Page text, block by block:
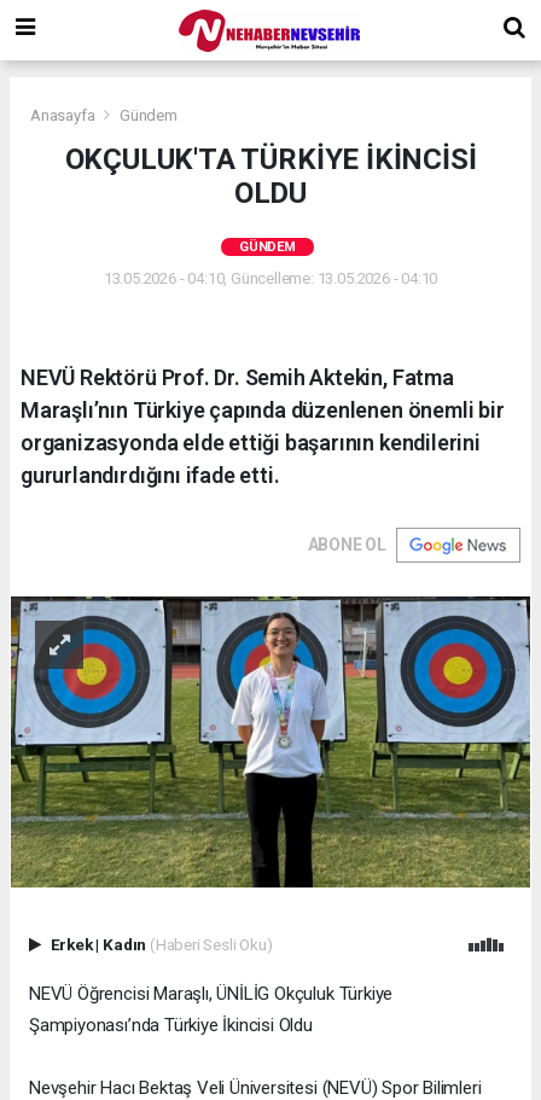
Anasayfa Gündem
OKÇULUK'TA TÜRKİYE İKİNCİSİ
OLDU
GÜNDEM
13.05.2026 - 04:10, Güncelleme: 13.05.2026 - 04:10
NEVÜ Rektörü Prof. Dr. Semih Aktekin, Fatma
Maraşlı’nın Türkiye çapında düzenlenen önemli bir
organizasyonda elde ettiği başarının kendilerini
gururlandırdığını ifade etti.
ABONE OL
Erkek| Kadın (Haberi Sesli Oku)
NEVÜ Öğrencisi Maraşlı, ÜNİLİG Okçuluk Türkiye
Şampiyonası’nda Türkiye İkincisi Oldu
Nevşehir Hacı Bektaş Veli Üniversitesi (NEVÜ) Spor Bilimleri